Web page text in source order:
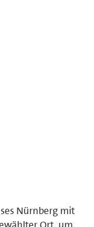
Nürnberg mit
Ort, um